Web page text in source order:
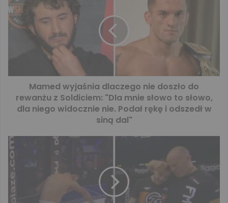
Mamed wyjaśnia dlaczego nie doszło do
rewanżu z Soldiciem: "Dla mnie słowo to słowo,
dla niego widocznie nie. Podał rękę i odszedł w
siną dal"